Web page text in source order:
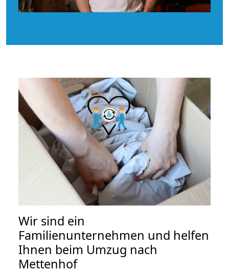
Wir sind ein
Familienunternehmen und helfen
Ihnen beim Umzug nach
Mettenhof